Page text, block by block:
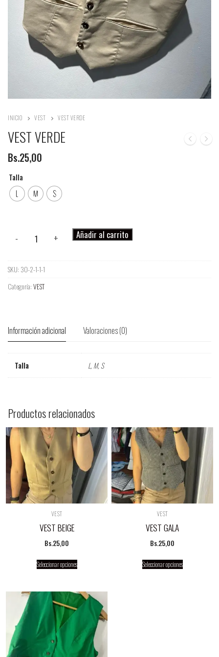
INICIO VEST VEST VERDE
VEST VERDE
Bs.25,00
Talla
L M S
- + Añadir al carrito
SKU: 30-2-1-1-1
Categoría:VEST
Información adicional Valoraciones (0)
Talla L, M, S
Productos relacionados
VEST
VEST BEIGE
Bs.25,00
Seleccionar opciones
VEST
VEST GALA
Bs.25,00
Seleccionar opciones